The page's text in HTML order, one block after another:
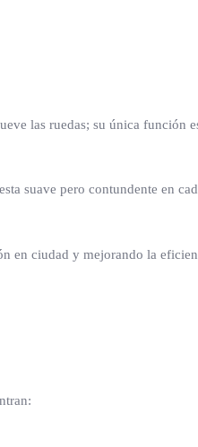
las ruedas; su única función
suave pero contundente en
en ciudad y mejorando la